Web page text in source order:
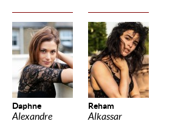
Daphne
Alexandre
Reham
Alkassar